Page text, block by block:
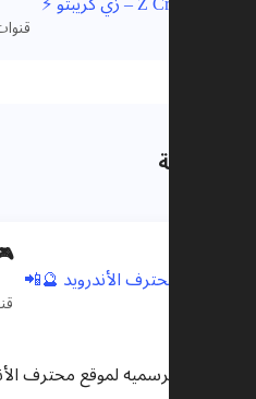
ذات صلة
القناه الرسميه لموقع محترف